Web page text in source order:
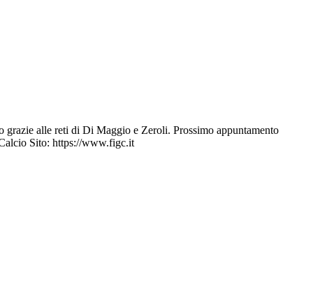
alle reti di Di Maggio e Zeroli. Prossimo appuntamento
Sito: https://www.figc.it​​